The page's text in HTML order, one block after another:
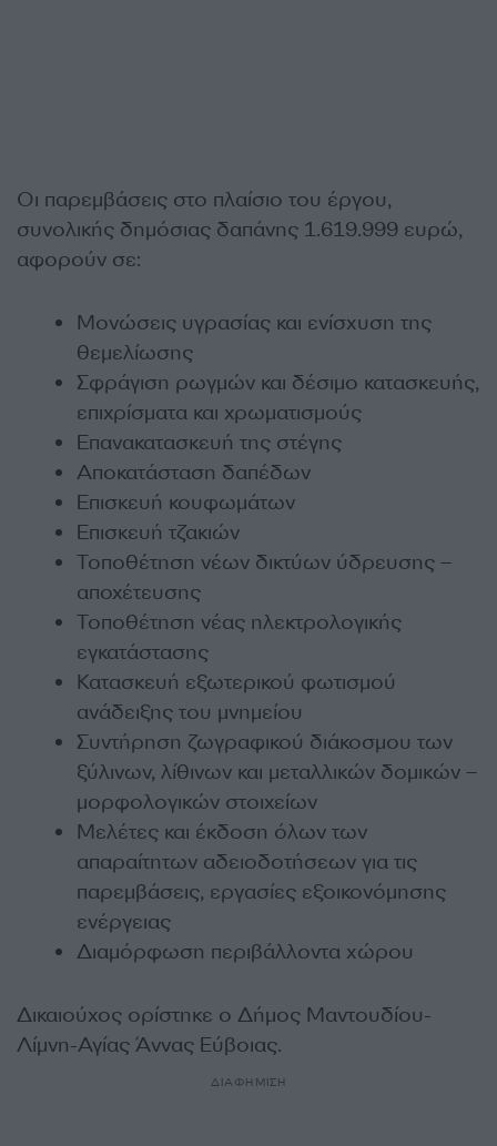
Οι παρεμβάσεις στο πλαίσιο του έργου,
συνολικής δημόσιας δαπάνης 1.619.999 ευρώ,
αφορούν σε:
Μονώσεις υγρασίας και ενίσχυση της
θεμελίωσης
Σφράγιση ρωγμών και δέσιμο κατασκευής,
επιχρίσματα και χρωματισμούς
Επανακατασκευή της στέγης
Αποκατάσταση δαπέδων
Επισκευή κουφωμάτων
Επισκευή τζακιών
Τοποθέτηση νέων δικτύων ύδρευσης –
αποχέτευσης
Τοποθέτηση νέας ηλεκτρολογικής
εγκατάστασης
Κατασκευή εξωτερικού φωτισμού
ανάδειξης του μνημείου
Συντήρηση ζωγραφικού διάκοσμου των
ξύλινων, λίθινων και μεταλλικών δομικών –
μορφολογικών στοιχείων
Μελέτες και έκδοση όλων των
απαραίτητων αδειοδοτήσεων για τις
παρεμβάσεις, εργασίες εξοικονόμησης
ενέργειας
Διαμόρφωση περιβάλλοντα χώρου
Δικαιούχος ορίστηκε ο Δήμος Μαντουδίου-
Λίμνη-Αγίας Άννας Εύβοιας.
ΔΙΑΦΗΜΙΣΗ